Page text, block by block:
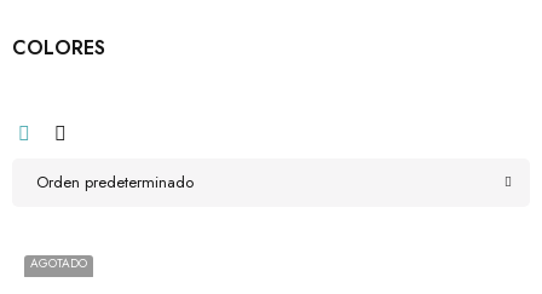
COLORES
Orden predeterminado
AGOTADO